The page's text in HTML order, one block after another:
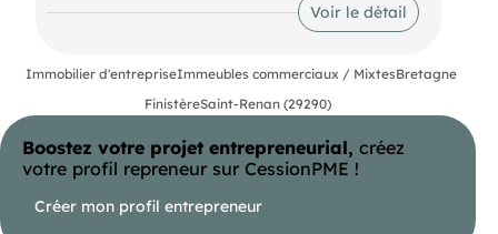
DPE En cours
Voir le détail
Immobilier d'entrepriseImmeubles commerciaux / MixtesBretagne
FinistèreSaint-Renan (29290)
Boostez votre projet entrepreneurial, créez
votre profil repreneur sur CessionPME !
Créer mon profil entrepreneur